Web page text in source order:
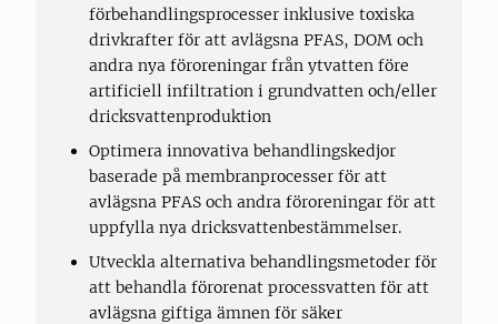
förbehandlingsprocesser inklusive toxiska
drivkrafter för att avlägsna PFAS, DOM och
andra nya föroreningar från ytvatten före
artificiell infiltration i grundvatten och/eller
dricksvattenproduktion
Optimera innovativa behandlingskedjor
baserade på membranprocesser för att
avlägsna PFAS och andra föroreningar för att
uppfylla nya dricksvattenbestämmelser.
Utveckla alternativa behandlingsmetoder för
att behandla förorenat processvatten för att
avlägsna giftiga ämnen för säker